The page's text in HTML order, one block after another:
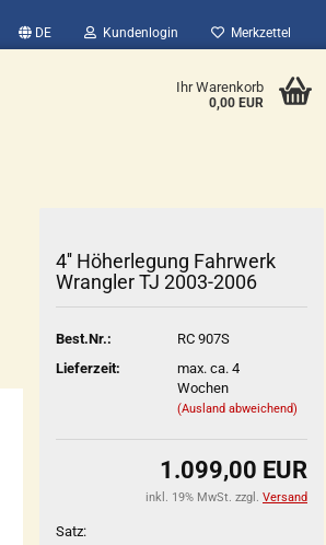
DE Kundenlogin Merkzettel
Ihr Warenkorb
0,00 EUR
4'' Höherlegung Fahrwerk
Wrangler TJ 2003-2006
Best.Nr.:
RC 907S
Lieferzeit:
max. ca. 4
Wochen
(Ausland abweichend)
1.099,00 EUR
inkl. 19% MwSt. zzgl. Versand
Satz: